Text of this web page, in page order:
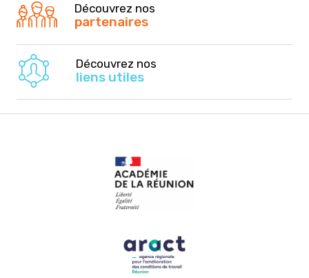
Découvrez nos
partenaires
Découvrez nos
liens utiles